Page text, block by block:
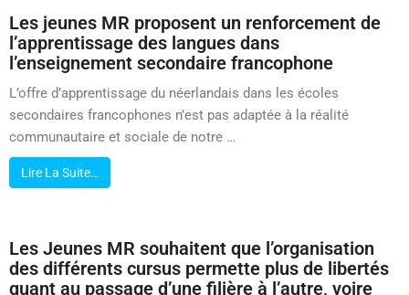
Les jeunes MR proposent un renforcement de
l’apprentissage des langues dans
l’enseignement secondaire francophone
L’offre d’apprentissage du néerlandais dans les écoles
secondaires francophones n’est pas adaptée à la réalité
communautaire et sociale de notre …
Lire La Suite…
Les Jeunes MR souhaitent que l’organisation
des différents cursus permette plus de libertés
quant au passage d’une filière à l’autre, voire